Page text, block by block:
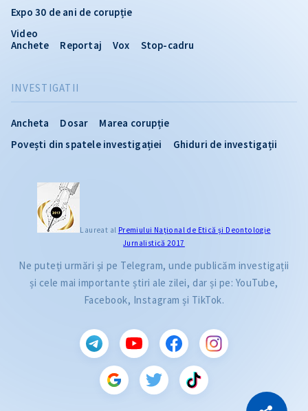
INVESTIGATII
Ancheta Dosar
Marea corupție
Povești din spatele investigației
Ghiduri de investigații
Expo 30 de ani de corupție
Video
Anchete
Reportaj Vox Stop-cadru
Laureat al Premiului Naţional de Etică și Deontologie
Jurnalistică 2017
Ne puteți urmări și pe Telegram, unde publicăm investigații
și cele mai importante știri ale zilei, dar și pe: YouTube,
Facebook, Instagram și TikTok.